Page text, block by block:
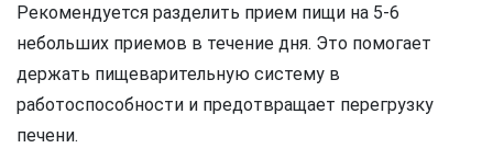
Рекомендуется разделить прием пищи на 5-6
небольших приемов в течение дня. Это помогает
держать пищеварительную систему в
работоспособности и предотвращает перегрузку
печени.